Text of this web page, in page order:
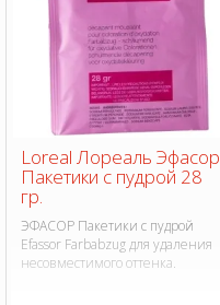
Loreal Лореаль Эфасор
Пакетики с пудрой 28
гр.
ЭФАСОР Пакетики с пудрой
Efassor Farbabzug для удаления
несовместимого оттенка.